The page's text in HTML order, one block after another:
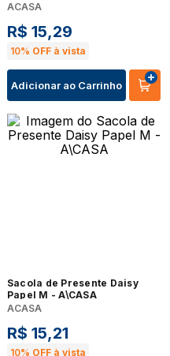
ACASA
R$ 15,29
10% OFF à vista
Adicionar ao Carrinho
Sacola de Presente Daisy
Papel M - A\CASA
ACASA
R$ 15,21
10% OFF à vista